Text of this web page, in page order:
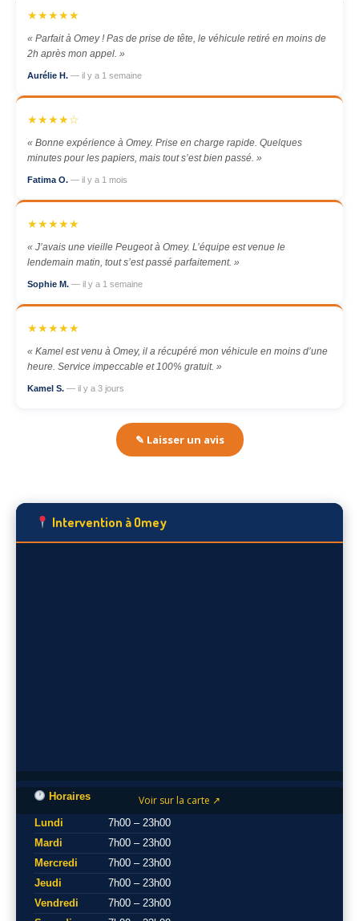
★★★★★
« Parfait à Omey ! Pas de prise de tête, le véhicule retiré en moins de
2h après mon appel. »
Aurélie H. — il y a 1 semaine
★★★★☆
« Bonne expérience à Omey. Prise en charge rapide. Quelques
minutes pour les papiers, mais tout s’est bien passé. »
Fatima O. — il y a 1 mois
★★★★★
« J’avais une vieille Peugeot à Omey. L’équipe est venue le
lendemain matin, tout s’est passé parfaitement. »
Sophie M. — il y a 1 semaine
★★★★★
« Kamel est venu à Omey, il a récupéré mon véhicule en moins d’une
heure. Service impeccable et 100% gratuit. »
Kamel S. — il y a 3 jours
✎ Laisser un avis
Intervention à Omey
Voir sur la carte ↗
Horaires
Lundi
7h00 – 23h00
Mardi
7h00 – 23h00
Mercredi
7h00 – 23h00
Jeudi
7h00 – 23h00
Vendredi
7h00 – 23h00